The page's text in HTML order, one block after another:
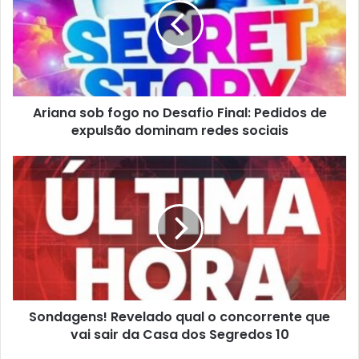
Ariana sob fogo no Desafio Final: Pedidos de
expulsão dominam redes sociais
Sondagens! Revelado qual o concorrente que
vai sair da Casa dos Segredos 10